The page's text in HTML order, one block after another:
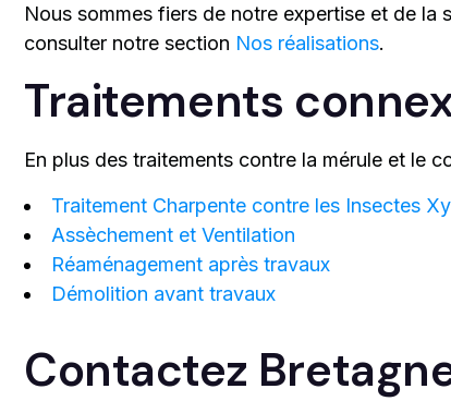
Nous sommes fiers de notre expertise et de la
consulter notre section Nos réalisations.
Traitements
En plus des traitements contre la mérule et le
Traitement Charpente contre les Insectes
Assèchement et Ventilation
Réaménagement après travaux
Démolition avant travaux
Contactez